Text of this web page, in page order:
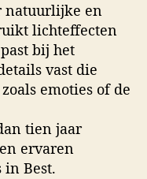
natuurlijke en
lichteffecten
bij het
vast die
emoties of de
tien jaar
ervaren
in Best.